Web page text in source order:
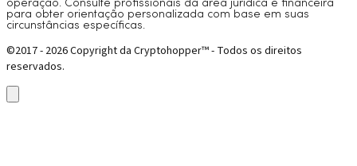
operação. Consulte profissionais da área jurídica e financeira
para obter orientação personalizada com base em suas
circunstâncias específicas.
©2017 - 2026 Copyright da Cryptohopper™ - Todos os direitos
reservados.